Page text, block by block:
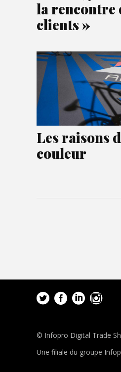
la rencontre
clients »
Les raisons
couleur
© Infopro Digital Trade
Une filiale du groupe